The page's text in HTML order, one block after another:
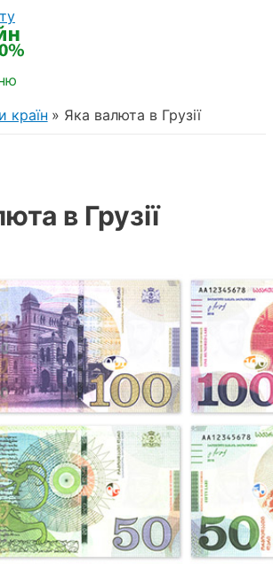
країн Яка валюта в Грузії
в Грузії